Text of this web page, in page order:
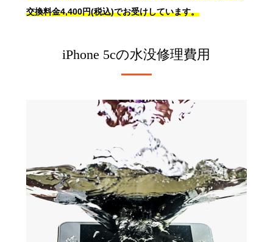
交換料金4,400円(税込)でお受けしています。
iPhone 5cの水没修理費用